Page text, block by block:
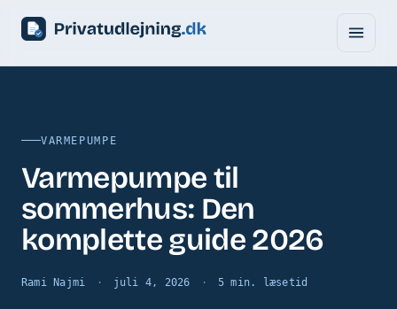
VARMEPUMPE
Varmepumpe til
sommerhus: Den
komplette guide 2026
Rami Najmi juli 4, 2026 5 min. læsetid